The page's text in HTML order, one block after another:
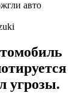
угрозы.